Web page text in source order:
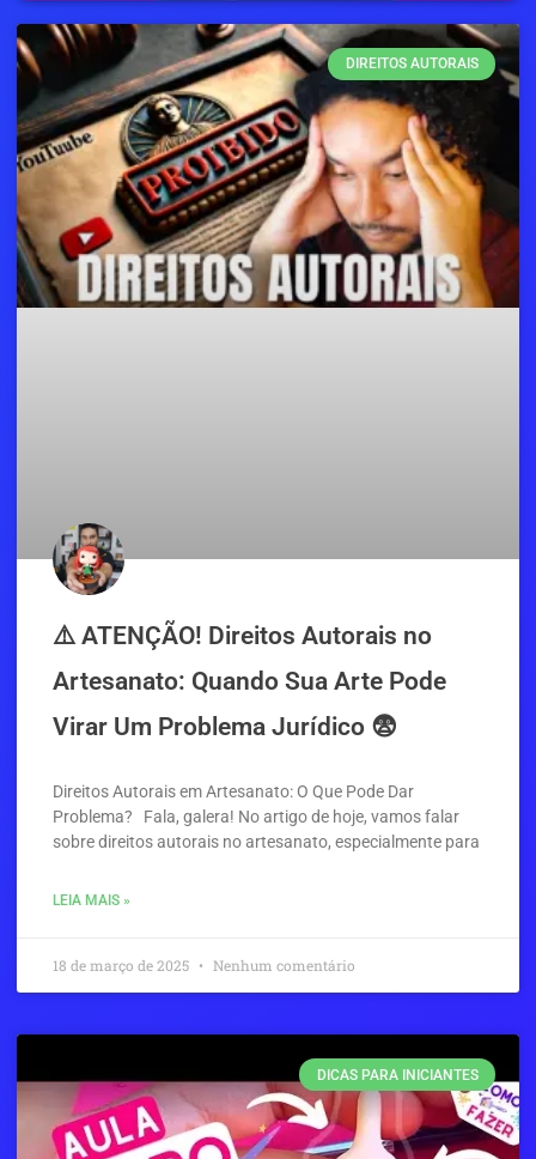
DIREITOS AUTORAIS
⚠️ ATENÇÃO! Direitos Autorais no
Artesanato: Quando Sua Arte Pode
Virar Um Problema Jurídico 😨
Direitos Autorais em Artesanato: O Que Pode Dar
Problema? Fala, galera! No artigo de hoje, vamos falar
sobre direitos autorais no artesanato, especialmente para
LEIA MAIS »
18 de março de 2025 Nenhum comentário
DICAS PARA INICIANTES